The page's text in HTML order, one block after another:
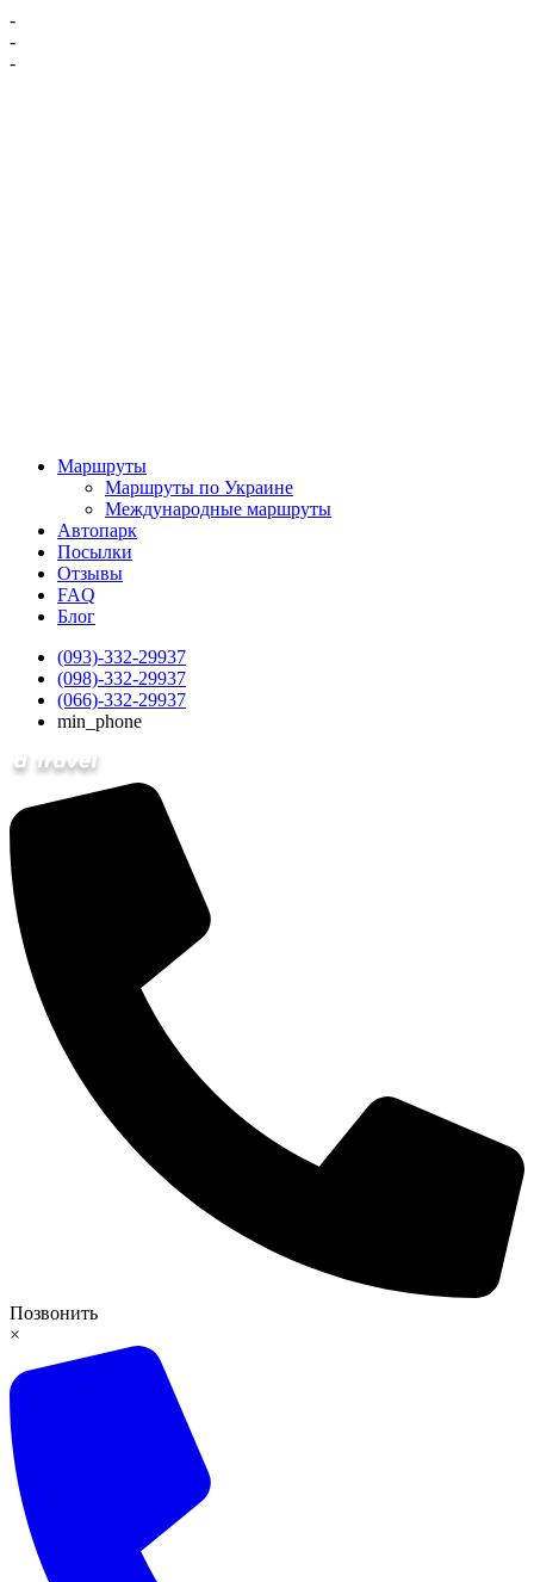
-
-
-
Маршруты
Маршруты по Украине
Международные маршруты
Автопарк
Посылки
Отзывы
FAQ
Блог
(093)-332-29937
(098)-332-29937
(066)-332-29937
min_phone
Позвонить
×